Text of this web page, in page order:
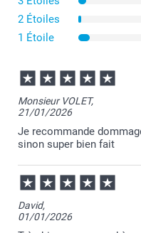
2 Étoiles
1 Étoile
Monsieur VOLET,
21/01/2026
Je recommande
sinon super bien fait
David,
01/01/2026